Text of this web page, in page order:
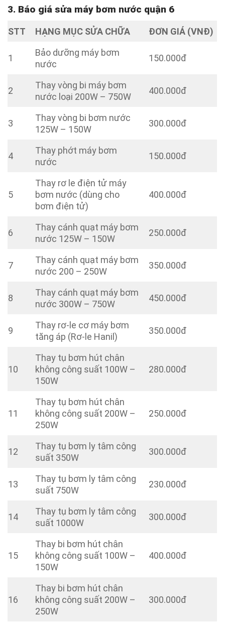
3. Báo giá sửa máy bơm nước quận 6
STT HẠNG MỤC SỬA CHỮA ĐƠN GIÁ (VNĐ)
1
Bảo dưỡng máy bơm
nước
150.000đ
2
Thay vòng bi máy bơm
nước loại 200W – 750W
400.000đ
3
Thay vòng bi bơm nước
125W – 150W
300.000đ
4
Thay phớt máy bơm
nước
150.000đ
5
Thay rơ le điện tử máy
bơm nước (dùng cho
bơm điện tử)
400.000đ
6
Thay cánh quạt máy bơm
nước 125W – 150W
250.000đ
7
Thay cánh quạt máy bơm
nước 200 – 250W
350.000đ
8
Thay cánh quạt máy bơm
nước 300W – 750W
450.000đ
9
Thay rơ-le cơ máy bơm
tăng áp (Rơ-le Hanil)
350.000đ
10
Thay tụ bơm hút chân
không công suất 100W –
150W
280.000đ
11
Thay tụ bơm hút chân
không công suất 200W –
250W
250.000đ
12
Thay tụ bơm ly tâm công
suất 350W
300.000đ
13
Thay tụ bơm ly tâm công
suất 750W
230.000đ
14
Thay tụ bơm ly tâm công
suất 1000W
300.000đ
15
Thay bi bơm hút chân
không công suất 100W –
150W
400.000đ
16
Thay bi bơm hút chân
không công suất 200W –
250W
300.000đ